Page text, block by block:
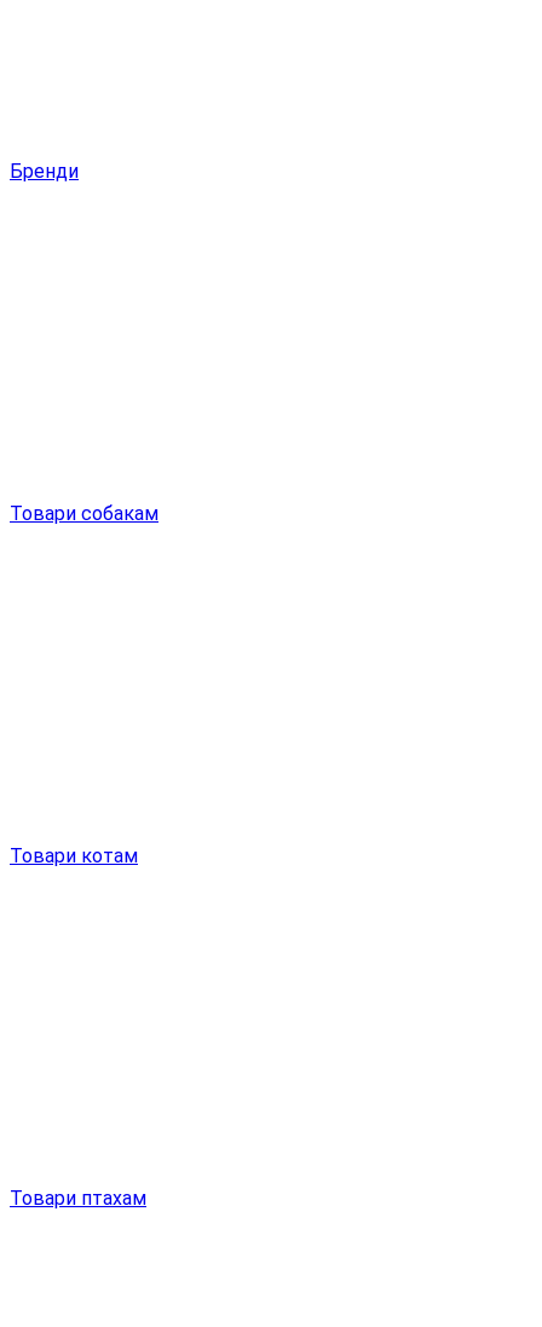
Бренди
Товари собакам
Товари котам
Товари птахам